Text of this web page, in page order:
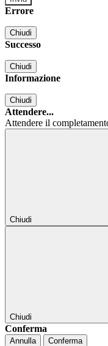
Errore
Chiudi
Successo
Chiudi
Informazione
Chiudi
Attendere...
Attendere il
Chiudi
Chiudi
Conferma
Annulla Conferma